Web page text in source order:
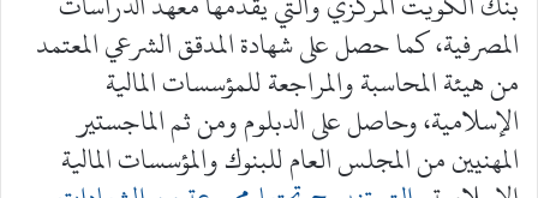
المصرفية، كما حصل على شهادة المدقق الشرعي المعتمد
من هيئة المحاسبة والمراجعة للمؤسسات المالية
الإسلامية، وحاصل على الدبلوم ومن ثم الماجستير
المهنيين من المجلس العام للبنوك والمؤسسات المالية